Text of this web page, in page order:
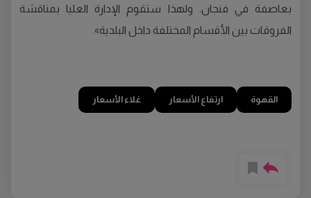
بعاصفة في فنجان. ولهذا ستقوم الإدارة العليا بمناقشة
الفروقات بين الأقسام المختلفة داخل البلدية».
القهوة ارتفاع الأسعار غلاء الأسعار